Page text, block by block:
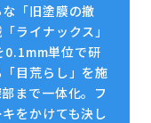
「旧塗膜の撤
ライナックス」
0.1mm単位で研
目荒らし」を施
まで一体化。フ
をかけても決し